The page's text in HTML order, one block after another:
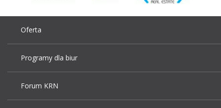
Oferta
Programy dla biur
Forum KRN